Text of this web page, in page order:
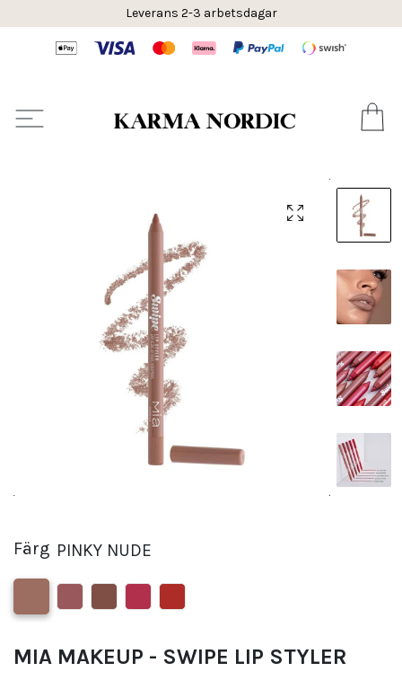
Leverans 2-3 arbetsdagar
Färg PINKY NUDE
MIA MAKEUP - SWIPE LIP STYLER